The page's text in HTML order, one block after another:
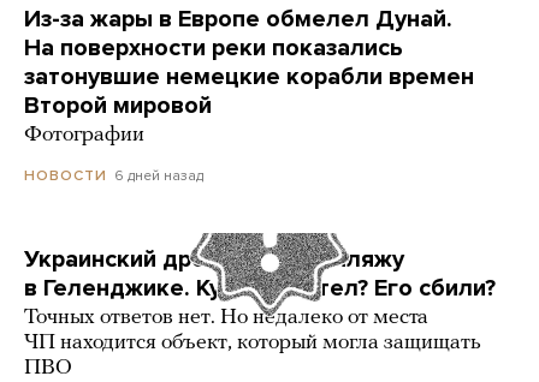
Из-за жары в Европе обмелел Дунай.
На поверхности реки показались
затонувшие немецкие корабли времен
Второй мировой
Фотографии
НОВОСТИ 6 дней назад
Украинский дрон попал по пляжу
в Геленджике. Куда он летел? Его сбили?
Точных ответов нет. Но недалеко от места
ЧП находится объект, который могла защищать
ПВО